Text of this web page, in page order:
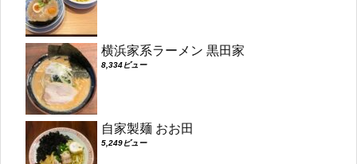
横浜家系ラーメン 黒田家
8,334ビュー
自家製麺 おお田
5,249ビュー